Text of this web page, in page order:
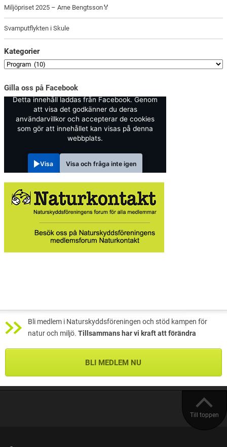
Miljöpriset 2025 – Arne Bengtsson🏅
Svamputflykten i Skule
Kategorier
Gilla oss på Facebook
Detta innehåll laddas från Facebook. Genom
att visa det godkänner du deras
användarvillkor och accepterar de cookies
som gör att innehållet kan visas på denna
webbplats.
Visa Visa och fråga inte igen
Bli medlem i Naturskyddsföreningen och stöd kampen för
natur och miljö. Tillsammans har vi kraft att förändra
BLI MEDLEM NU
Till toppen